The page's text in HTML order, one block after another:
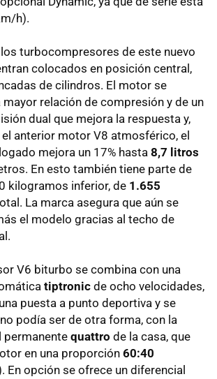
h).
turbocompresores de este nuevo
colocados en posición central,
de cilindros. El motor se
mayor relación de compresión y de un
dual que mejora la respuesta y,
anterior motor V8 atmosférico, el
mejora un 17% hasta 8,7 litros
En esto también tiene parte de
kilogramos inferior, de 1.655
La marca asegura que aún se
el modelo gracias al techo de
V6 biturbo se combina con una
tiptronic de ocho velocidades,
puesta a punto deportiva y se
podía ser de otra forma, con la
quattro de la casa, que
en una proporción 60:40
En opción se ofrece un diferencial